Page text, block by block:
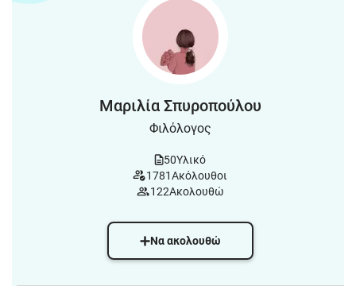
Μαριλία Σπυροπούλου
Φιλόλογος
50Υλικό
1781Ακόλουθοι
122Ακολουθώ
Να ακολουθώ